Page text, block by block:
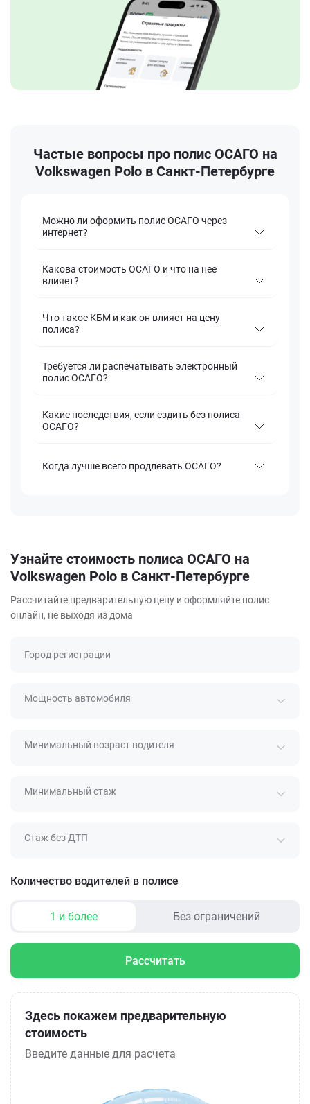
Частые вопросы про полис ОСАГО на
Volkswagen Polo в Санкт-Петербурге
Можно ли оформить полис ОСАГО через
интернет?
Какова стоимость ОСАГО и что на нее
влияет?
Что такое КБМ и как он влияет на цену
полиса?
Требуется ли распечатывать электронный
полис ОСАГО?
Какие последствия, если ездить без полиса
ОСАГО?
Когда лучше всего продлевать ОСАГО?
Узнайте стоимость полиса ОСАГО на
Volkswagen Polo в Санкт-Петербурге
Рассчитайте предварительную цену и оформляйте полис
онлайн, не выходя из дома
Город регистрации
Мощность автомобиля
Минимальный возраст водителя
Минимальный стаж
Стаж без ДТП
Количество водителей в полисе
1 и более Без ограничений
Рассчитать
Здесь покажем предварительную
стоимость
Введите данные для расчета